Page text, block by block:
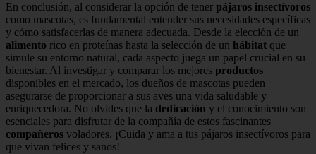
En conclusión, al considerar la opción de tener pájaros insectívoros
como mascotas, es fundamental entender sus necesidades específicas
y cómo satisfacerlas de manera adecuada. Desde la elección de un
alimento rico en proteínas hasta la selección de un hábitat que
simule su entorno natural, cada aspecto juega un papel crucial en su
bienestar. Al investigar y comparar los mejores productos
disponibles en el mercado, los dueños de mascotas pueden
asegurarse de proporcionar a sus aves una vida saludable y
enriquecedora. No olvides que la dedicación y el conocimiento son
esenciales para disfrutar de la compañía de estos fascinantes
compañeros voladores. ¡Cuida y ama a tus pájaros insectívoros para
que vivan felices y sanos!